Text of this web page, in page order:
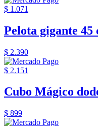
$ 1.071
Pelota gigante 45
$ 2.390
$ 2.151
Cubo Mágico
$ 899